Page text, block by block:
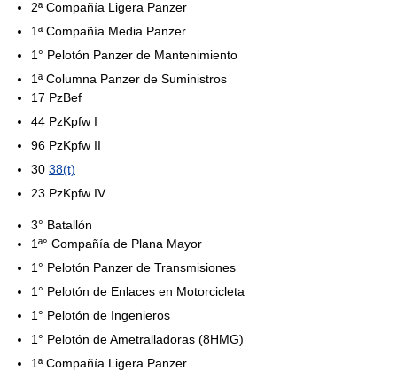
2ª Compañía Ligera Panzer
1ª Compañía Media Panzer
1° Pelotón Panzer de Mantenimiento
1ª Columna Panzer de Suministros
17 PzBef
44 PzKpfw I
96 PzKpfw II
30 38(t)
23 PzKpfw IV
3° Batallón
1ª° Compañía de Plana Mayor
1° Pelotón Panzer de Transmisiones
1° Pelotón de Enlaces en Motorcicleta
1° Pelotón de Ingenieros
1° Pelotón de Ametralladoras (8HMG)
1ª Compañía Ligera Panzer